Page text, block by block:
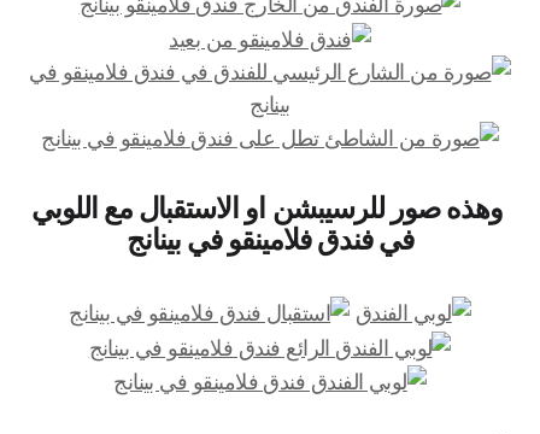
وهذه صور للرسيبشن او الاستقبال مع اللوبي
في فندق فلامينقو في بينانج